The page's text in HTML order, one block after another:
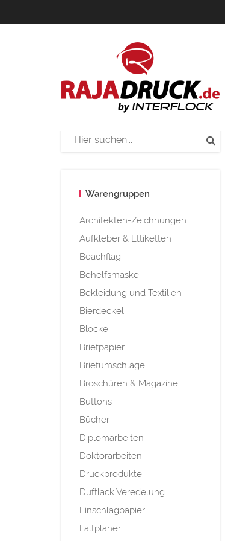
Warengruppen
Architekten-Zeichnungen
Aufkleber & Ettiketten
Beachflag
Behelfsmaske
Bekleidung und Textilien
Bierdeckel
Blöcke
Briefpapier
Briefumschläge
Broschüren & Magazine
Buttons
Bücher
Diplomarbeiten
Doktorarbeiten
Druckprodukte
Duftlack Veredelung
Einschlagpapier
Faltplaner